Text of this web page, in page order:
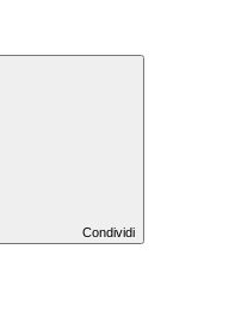
Condividi